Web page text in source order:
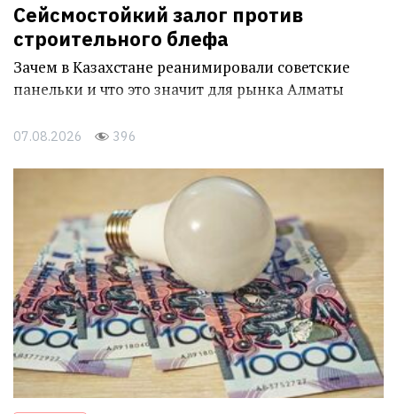
Сейсмостойкий залог против
строительного блефа
Зачем в Казахстане реанимировали советские
панельки и что это значит для рынка Алматы
07.08.2026 396